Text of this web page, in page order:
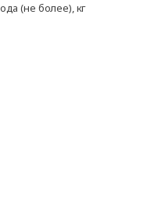
(не более), кг